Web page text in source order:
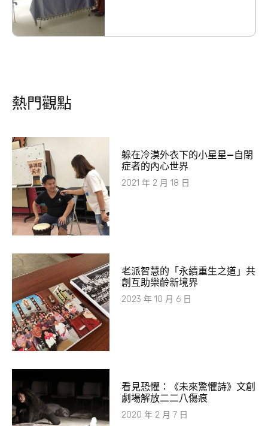
熱門觀點
躲在冷漠外衣下的小星星—自閉
症者的內心世界
2021 年 2 月 18 日
老派智慧的「永續重生之道」共
創互助樂齡新境界
2023 年 10 月 6 日
看見恐懼：《未來驚懼詩》文創
劇場解放二二八傷痕
2020 年 2 月 7 日